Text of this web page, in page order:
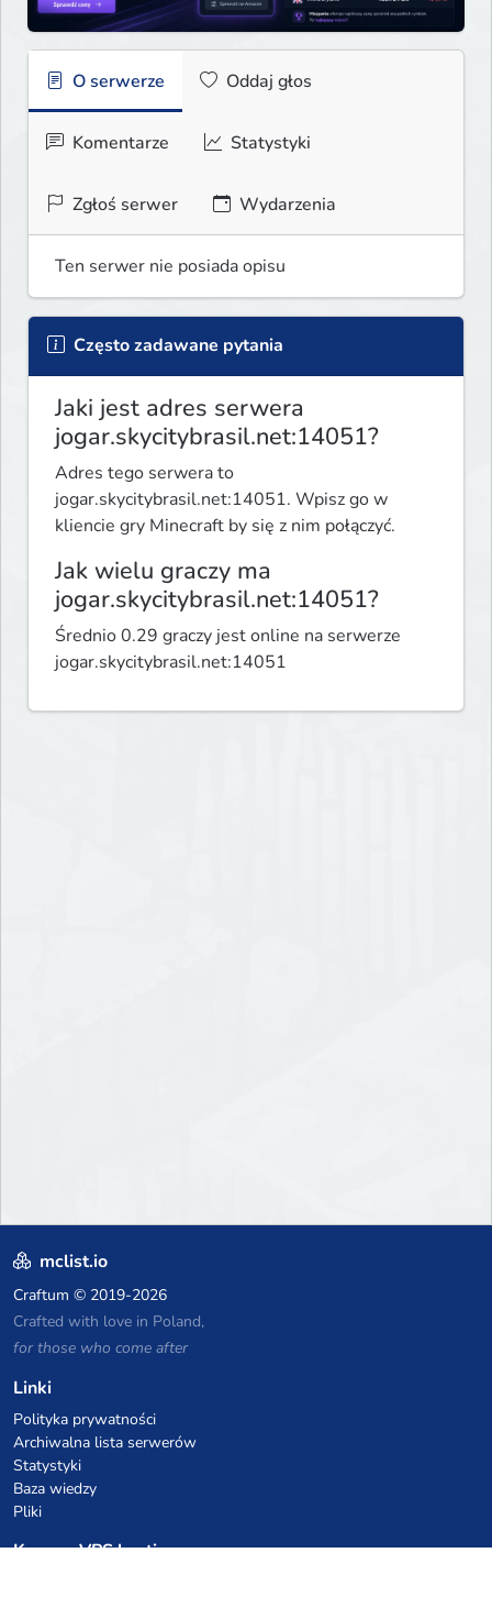
O serwerze Oddaj głos
Komentarze Statystyki
Zgłoś serwer Wydarzenia
Ten serwer nie posiada opisu
Często zadawane pytania
Jaki jest adres serwera
jogar.skycitybrasil.net:14051?
Adres tego serwera to
jogar.skycitybrasil.net:14051. Wpisz go w
kliencie gry Minecraft by się z nim połączyć.
Jak wielu graczy ma
jogar.skycitybrasil.net:14051?
Średnio 0.29 graczy jest online na serwerze
jogar.skycitybrasil.net:14051
mclist.io
Craftum © 2019-2026
Crafted with love in Poland,
for those who come after
Linki
Polityka prywatności
Archiwalna lista serwerów
Statystyki
Baza wiedzy
Pliki
Kupony VPS hostingowe